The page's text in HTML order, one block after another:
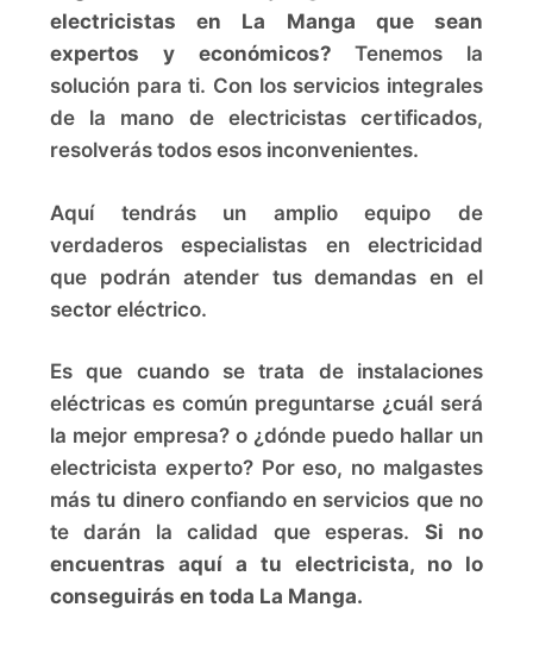
electricistas en La Manga que sean
expertos y económicos? Tenemos la
solución para ti. Con los servicios integrales
de la mano de electricistas certificados,
resolverás todos esos inconvenientes.
Aquí tendrás un amplio equipo de
verdaderos especialistas en electricidad
que podrán atender tus demandas en el
sector eléctrico.
Es que cuando se trata de instalaciones
eléctricas es común preguntarse ¿cuál será
la mejor empresa? o ¿dónde puedo hallar un
electricista experto? Por eso, no malgastes
más tu dinero confiando en servicios que no
te darán la calidad que esperas. Si no
encuentras aquí a tu electricista, no lo
conseguirás en toda La Manga.